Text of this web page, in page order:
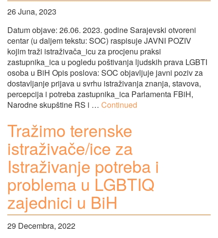
26 Juna, 2023
Datum objave: 26.06. 2023. godine Sarajevski otvoreni
centar (u daljem tekstu: SOC) raspisuje JAVNI POZIV
kojim traži istraživača_icu za procjenu praksi
zastupnika_ica u pogledu poštivanja ljudskih prava LGBTI
osoba u BiH Opis poslova: SOC objavljuje javni poziv za
dostavljanje prijava u svrhu istraživanja znanja, stavova,
percepcija i potreba zastupnika_ica Parlamenta FBiH,
Narodne skupštine RS i … Continued
Tražimo terenske
istraživače/ice za
Istraživanje potreba i
problema u LGBTIQ
zajednici u BiH
29 Decembra, 2022